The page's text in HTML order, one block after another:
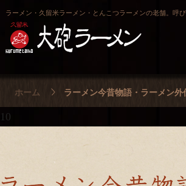
ラーメン・久留米ラーメン・とんこつラーメンの老舗。呼び
ホーム ラーメン今昔物語・ラーメン外
10